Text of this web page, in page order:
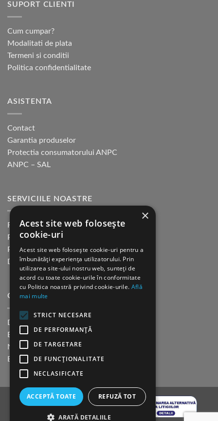
SUPORT CLIENTI
Cum cumpar?
Modalitati de plata
Termeni si conditii
Politica confidentialitate
ASISTENTA
Contact
Garantia produselor
Protectia consumatorului ANPC
ANPC – SAL
SERVICIILE NOASTRE
Returnare in 30 de zile
Plata cu cardul Guerrilla
Plata in rate fara dobanda
Distributie sau profesionisti
CINE SUNTEM?
Despre noi
Blog
Newsletter
Evenimente
×
Acest site web folosește
cookie-uri
Acest site web folosește cookie-uri pentru a
îmbunătăți experiența utilizatorului. Prin
utilizarea site-ului nostru web, sunteți de
acord cu toate cookie-urile în conformitate
cu Politica noastră privind cookie-urile. Află
mai multe
STRICT NECESARE
DE PERFORMANȚĂ
DE TARGETARE
DE FUNCŢIONALITATE
NECLASIFICATE
ACCEPTĂ TOATE REFUZĂ TOT
ARATĂ DETALIILE